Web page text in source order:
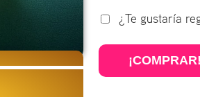
¿Te gustaría
¡COMPRAR!